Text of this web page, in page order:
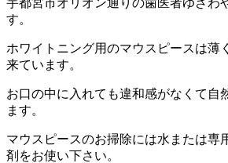
す。
ホワイトニング用のマウスピースは薄
来ています。
お口の中に入れても違和感がなくて自
ます。
マウスピースのお掃除には水または専
剤をお使い下さい。